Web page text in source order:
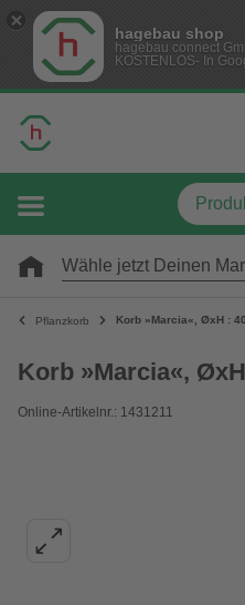
hagebau shop
hagebau connect
KOSTENLOS- In
Wähle jetzt Deinen
Pflanzkorb Korb »Marcia«, ØxH :
Korb »Marcia«,
Online-Artikelnr.: 1431211